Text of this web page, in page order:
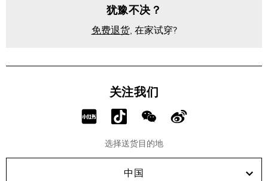
犹豫不决？
免费退货, 在家试穿?
关注我们
分
RED!
分
享
Douyin!
分
享
WeChat!
分
Weibo!
选择送货目的地
中国